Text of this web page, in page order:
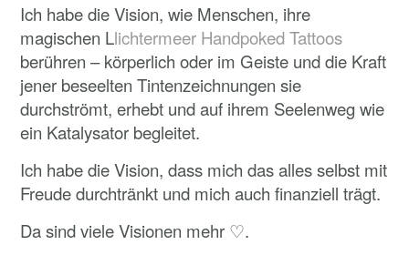
Ich habe die Vision, wie Menschen, ihre
magischen Llichtermeer Handpoked Tattoos
berühren – körperlich oder im Geiste und die Kraft
jener beseelten Tintenzeichnungen sie
durchströmt, erhebt und auf ihrem Seelenweg wie
ein Katalysator begleitet.
Ich habe die Vision, dass mich das alles selbst mit
Freude durchtränkt und mich auch finanziell trägt.
Da sind viele Visionen mehr ♡.